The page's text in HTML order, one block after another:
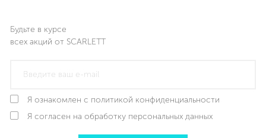
Будьте в курсе
всех акций от SCARLETT
Я ознакомлен с политикой конфиденциальности
Я согласен на обработку персональных данных